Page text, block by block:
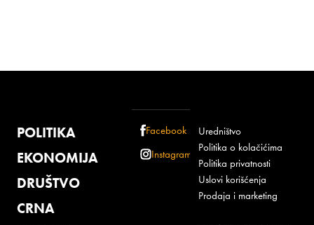
POLITIKA
EKONOMIJA
DRUŠTVO
CRNA
Facebook
Instagram
Uredništvo
Politika o kolačićima
Politika privatnosti
Uslovi korišćenja
Prodaja i marketing